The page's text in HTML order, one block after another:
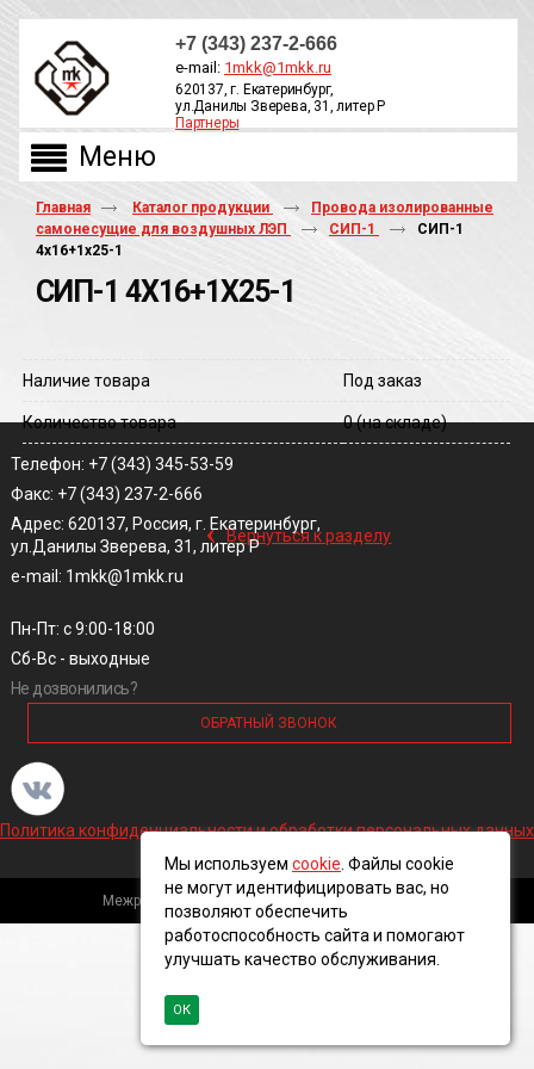
+7 (343) 237-2-666
e-mail: 1mkk@1mkk.ru
620137, г. Екатеринбург,
ул.Данилы Зверева, 31, литер Р
Партнеры
Главная Каталог продукции
Провода изолированные
самонесущие для воздушных ЛЭП
СИП-1
СИП-1
4х16+1х25-1
СИП-1 4Х16+1Х25-1
Наличие товара Под заказ
Количество товара 0(на складе)
‹ Вернуться к разделу
Телефон: +7 (343) 345-53-59
Факс: +7 (343) 237-2-666
Адрес: 620137, Россия, г. Екатеринбург,
ул.Данилы Зверева, 31, литер Р
e-mail: 1mkk@1mkk.ru
Пн-Пт: с 9:00-18:00
Сб-Вс - выходные
Не дозвонились?
ОБРАТНЫЙ ЗВОНОК
Политика конфиденциальности и обработки персональных данных
Межрегиональная кабельная компания, 2016 ©
Мы используем cookie . Файлы cookie
не могут идентифицировать вас, но
позволяют обеспечить
работоспособность сайта и помогают
улучшать качество обслуживания.
ОК